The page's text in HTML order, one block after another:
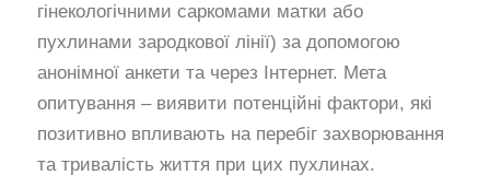
гінекологічними саркомами матки або
пухлинами зародкової лінії) за допомогою
анонімної анкети та через Інтернет. Мета
опитування – виявити потенційні фактори, які
позитивно впливають на перебіг захворювання
та тривалість життя при цих пухлинах.